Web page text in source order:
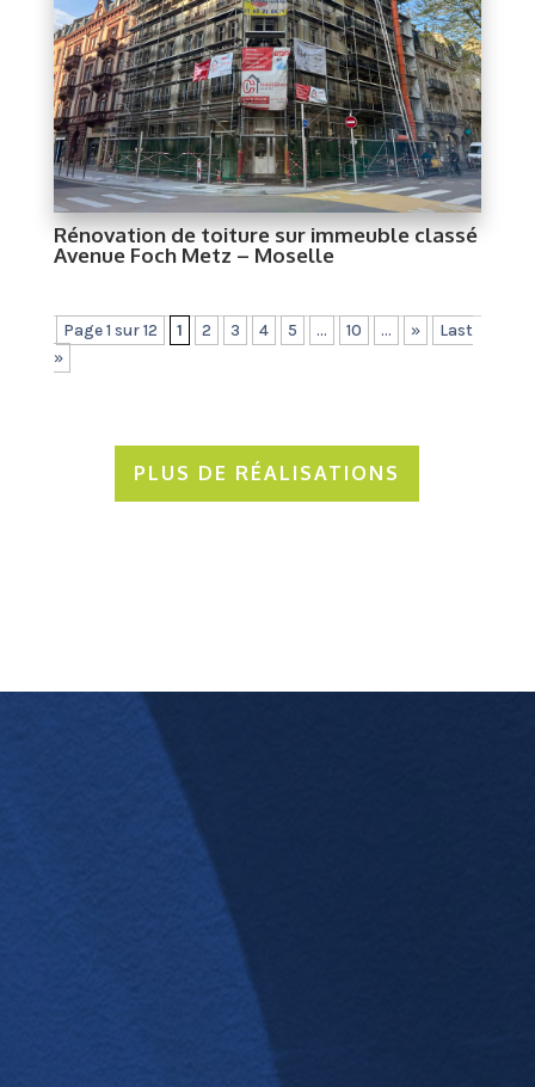
Rénovation de toiture sur immeuble classé
Avenue Foch Metz – Moselle
Page 1 sur 12 1 2 3 4 5 ... 10 ... »
Last
»
PLUS DE RÉALISATIONS